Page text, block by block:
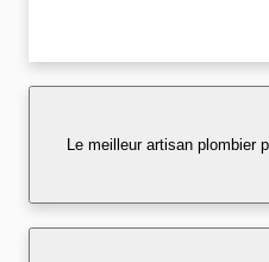
Le meilleur artisan plombier